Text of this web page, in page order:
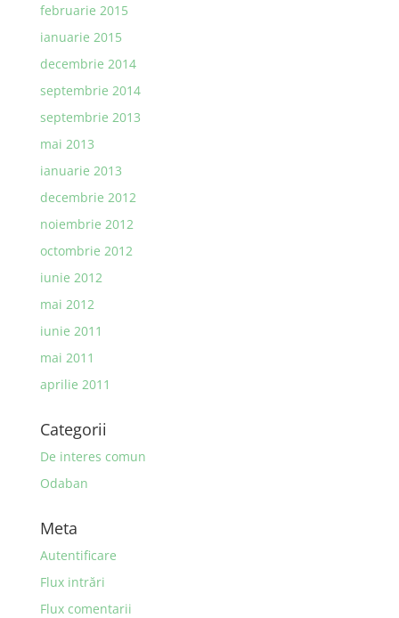
februarie 2015
ianuarie 2015
decembrie 2014
septembrie 2014
septembrie 2013
mai 2013
ianuarie 2013
decembrie 2012
noiembrie 2012
octombrie 2012
iunie 2012
mai 2012
iunie 2011
mai 2011
aprilie 2011
Categorii
De interes comun
Odaban
Meta
Autentificare
Flux intrări
Flux comentarii